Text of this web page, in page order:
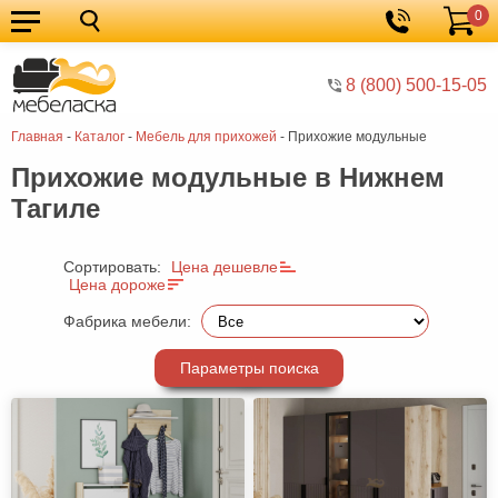
8 (800) 500-15-05
Корзина
0
Главная - Каталог - Мебель для прихожей - Прихожие модульные
Кухонные
гарнитуры
Мебель
для
кухни
Мебель
для
спальни
Кровати
Шкафы
Диваны
прихожей
Комоды
Прихожие модульные в Нижнем
Тагиле
Сортировать:
Цена дешевле
Цена дороже
Фабрика мебели:
Параметры поиска